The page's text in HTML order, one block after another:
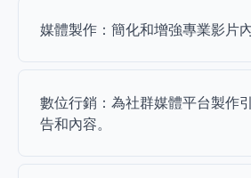
媒體製作：簡化和增強專業影片
數位行銷：為社群媒體平台製作
告和內容。